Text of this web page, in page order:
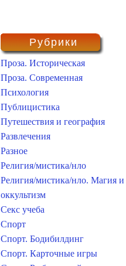
Рубрики
Проза. Историческая
Проза. Современная
Психология
Публицистика
Путешествия и география
Развлечения
Разное
Религия/мистика/нло
Религия/мистика/нло. Магия и
оккультизм
Секс учеба
Спорт
Спорт. Бодибилдинг
Спорт. Карточные игры